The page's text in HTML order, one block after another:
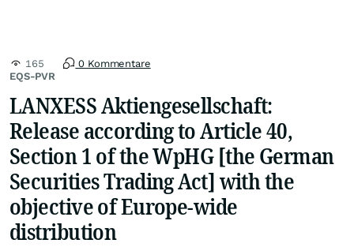
EQS-PVR
165 0 Kommentare
LANXESS Aktiengesellschaft:
Release according to Article 40,
Section 1 of the WpHG [the German
Securities Trading Act] with the
objective of Europe-wide
distribution